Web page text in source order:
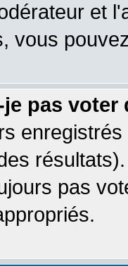
et
vous
pas voter
pas